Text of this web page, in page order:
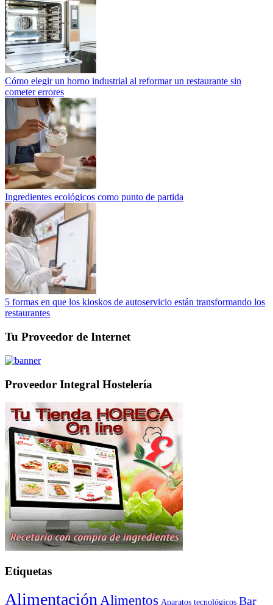
Cómo elegir un horno industrial al reformar un restaurante sin
cometer errores
Ingredientes ecológicos como punto de partida
5 formas en que los kioskos de autoservicio están transformando los
restaurantes
Tu Proveedor de Internet
Proveedor Integral Hostelería
Etiquetas
Alimentación Alimentos Aparatos tecnológicos Bar